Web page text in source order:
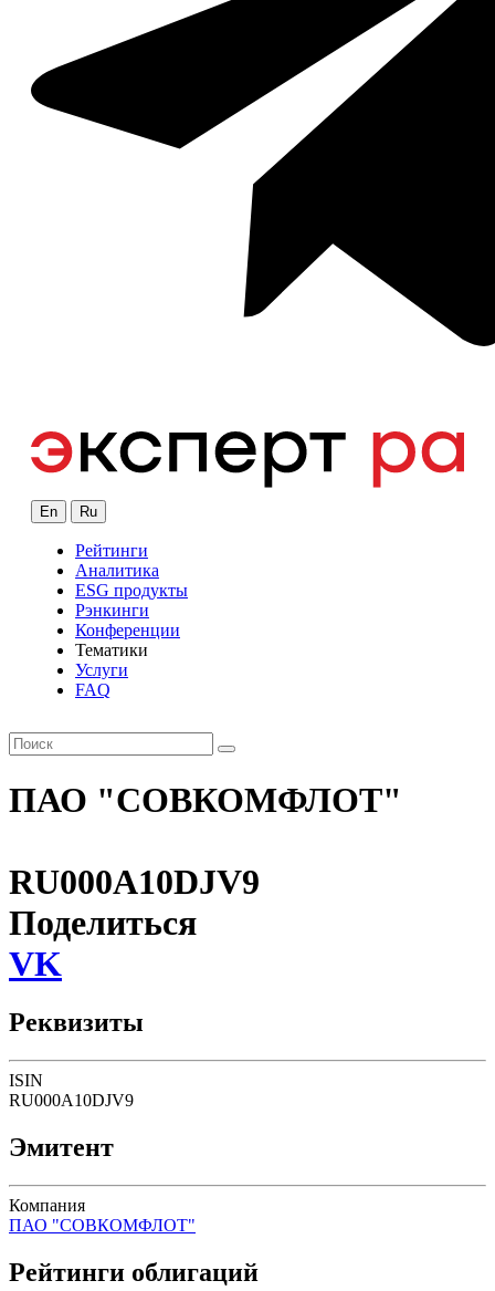
En Ru
Рейтинги
Аналитика
ESG продукты
Рэнкинги
Конференции
Тематики
Услуги
FAQ
ПАО "СОВКОМФЛОТ"
RU000A10DJV9
Поделиться
VK
Реквизиты
ISIN
RU000A10DJV9
Эмитент
Компания
ПАО "СОВКОМФЛОТ"
Рейтинги облигаций